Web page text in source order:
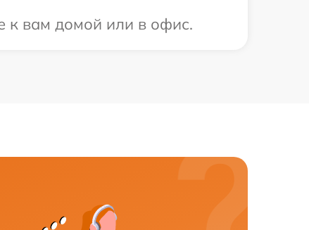
к вам домой или в офис.